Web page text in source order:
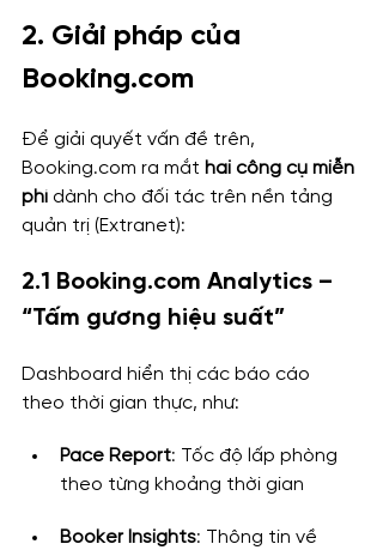
2. Giải pháp của
Booking.com
Để giải quyết vấn đề trên,
Booking.com ra mắt hai công cụ miễn
phí dành cho đối tác trên nền tảng
quản trị (Extranet):
2.1 Booking.com Analytics –
“Tấm gương hiệu suất”
Dashboard hiển thị các báo cáo
theo thời gian thực, như:
Pace Report: Tốc độ lấp phòng
theo từng khoảng thời gian
Booker Insights: Thông tin về